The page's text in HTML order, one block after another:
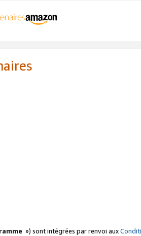
») sont intégrées par renvoi aux